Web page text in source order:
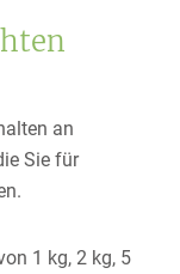
an
Sie für
1 kg, 2 kg, 5